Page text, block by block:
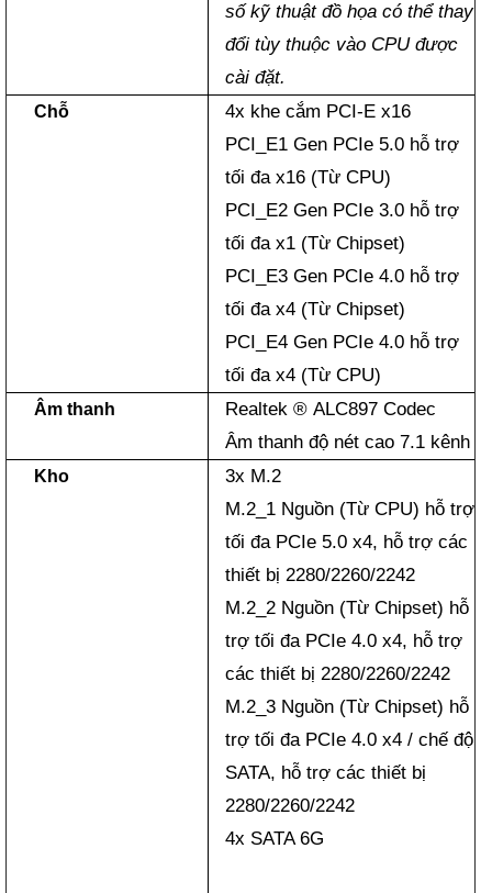
số kỹ thuật đồ họa có thể thay
đổi tùy thuộc vào CPU được
cài đặt.
Chỗ
4x khe cắm PCI-E x16
PCI_E1 Gen PCIe 5.0 hỗ trợ
tối đa x16 (Từ CPU)
PCI_E2 Gen PCIe 3.0 hỗ trợ
tối đa x1 (Từ Chipset)
PCI_E3 Gen PCIe 4.0 hỗ trợ
tối đa x4 (Từ Chipset)
PCI_E4 Gen PCIe 4.0 hỗ trợ
tối đa x4 (Từ CPU)
Âm thanh
Realtek ® ALC897 Codec
Âm thanh độ nét cao 7.1 kênh
Kho
3x M.2
M.2_1 Nguồn (Từ CPU) hỗ trợ
tối đa PCIe 5.0 x4, hỗ trợ các
thiết bị 2280/2260/2242
M.2_2 Nguồn (Từ Chipset) hỗ
trợ tối đa PCIe 4.0 x4, hỗ trợ
các thiết bị 2280/2260/2242
M.2_3 Nguồn (Từ Chipset) hỗ
trợ tối đa PCIe 4.0 x4 / chế độ
SATA, hỗ trợ các thiết bị
2280/2260/2242
4x SATA 6G